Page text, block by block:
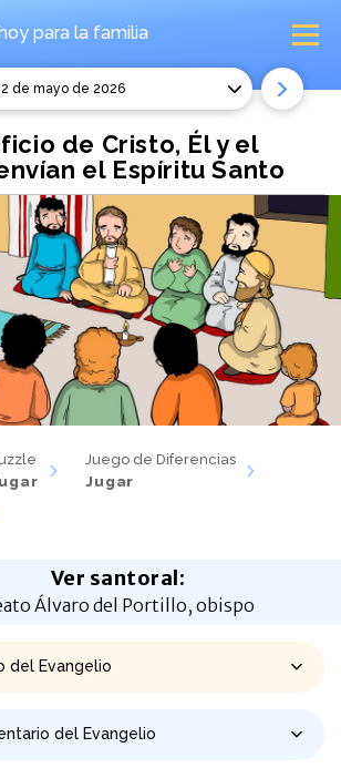
para la familia
12 de mayo de 2026
de Cristo, Él y el
el Espíritu Santo
Juego de Diferencias
Jugar
Ver santoral:
Álvaro del Portillo, obispo
del Evangelio
del Evangelio